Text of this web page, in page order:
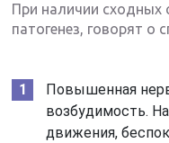
При наличии
патогенез, говорят о
Повышенная
возбудимость.
движения,